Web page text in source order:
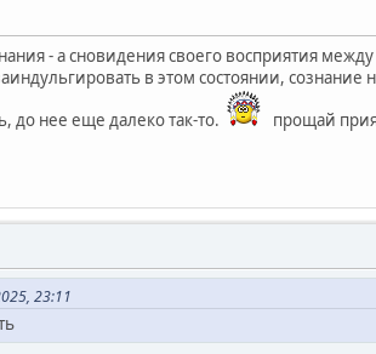
- а сновидения своего восприятия
в этом состоянии,
до нее еще далеко так-то.
прощай
23:11